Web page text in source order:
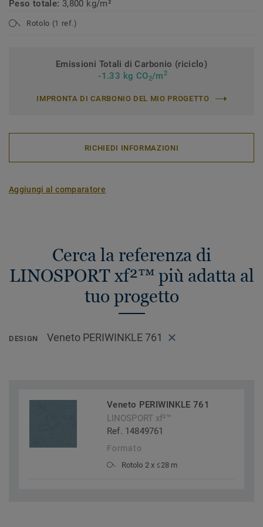
Peso totale: 3,800 kg/m²
Rotolo (1 ref.)
Emissioni Totali di Carbonio (riciclo)
-1.33 kg CO2/m2
IMPRONTA DI CARBONIO DEL MIO PROGETTO
RICHIEDI INFORMAZIONI
Aggiungi al comparatore
Cerca la referenza di
LINOSPORT xf²™ più adatta al
tuo progetto
DESIGN Veneto PERIWINKLE 761
Veneto PERIWINKLE 761
LINOSPORT xf²™
Ref. 14849761
Formato
Rotolo 2 x ≤28 m